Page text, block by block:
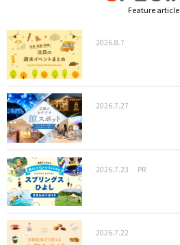
Feature article
2026.8.7
2026.7.27
2026.7.23 PR
2026.7.22